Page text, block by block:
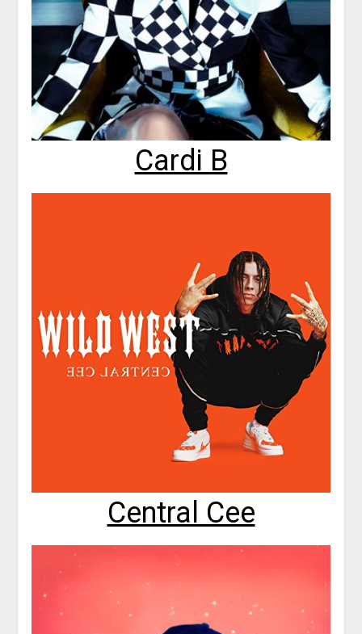
Cardi B
Central Cee